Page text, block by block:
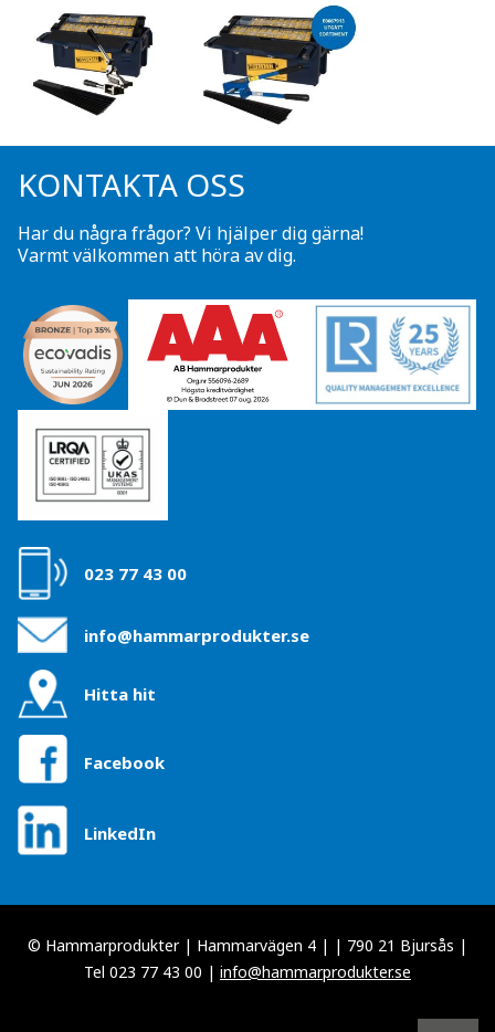
KONTAKTA OSS
Har du några frågor? Vi hjälper dig gärna!
Varmt välkommen att höra av dig.
023 77 43 00
info@hammarprodukter.se
Hitta hit
Facebook
LinkedIn
© Hammarprodukter | Hammarvägen 4 | | 790 21 Bjursås |
Tel 023 77 43 00 | info@hammarprodukter.se